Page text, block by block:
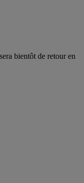
bientôt de retour en